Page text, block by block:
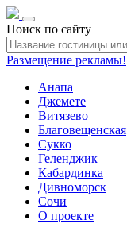
Toggle
navigation
Поиск по сайту
Размещение рекламы!
Анапа
Джемете
Витязево
Благовещенская
Сукко
Геленджик
Кабардинка
Дивноморск
Сочи
О проекте